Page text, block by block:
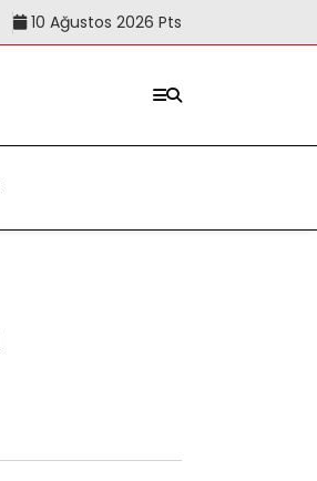
10 Ağustos 2026 Pts